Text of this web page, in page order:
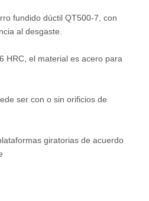
fundido dúctil QT500-7, con
al desgaste.
HRC, el material es acero para
ser con o sin orificios de
giratorias de acuerdo